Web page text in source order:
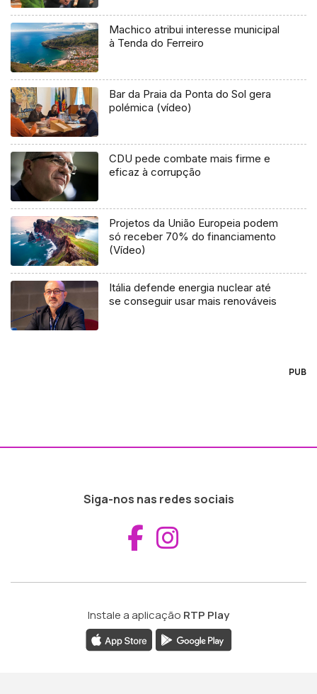
Machico atribui interesse municipal
à Tenda do Ferreiro
Bar da Praia da Ponta do Sol gera
polémica (vídeo)
CDU pede combate mais firme e
eficaz à corrupção
Projetos da União Europeia podem
só receber 70% do financiamento
(Vídeo)
Itália defende energia nuclear até
se conseguir usar mais renováveis
PUB
Siga-nos nas redes sociais
Aceder ao
Instale a aplicação RTP Play